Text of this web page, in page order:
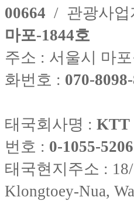
00664 / 관광사
마포-1844호
주소 : 서울시 마
화번호 : 070-
태국회사명 : KTT
번호 : 0-1055-
태국현지주소 :
Klongtoey-Nua,